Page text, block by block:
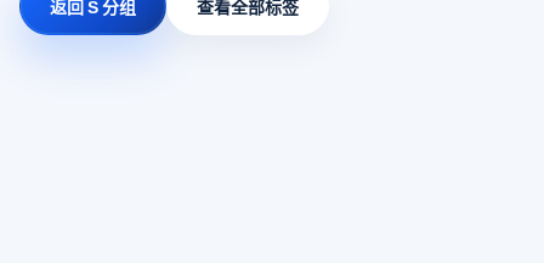
返回 S 分组 查看全部标签